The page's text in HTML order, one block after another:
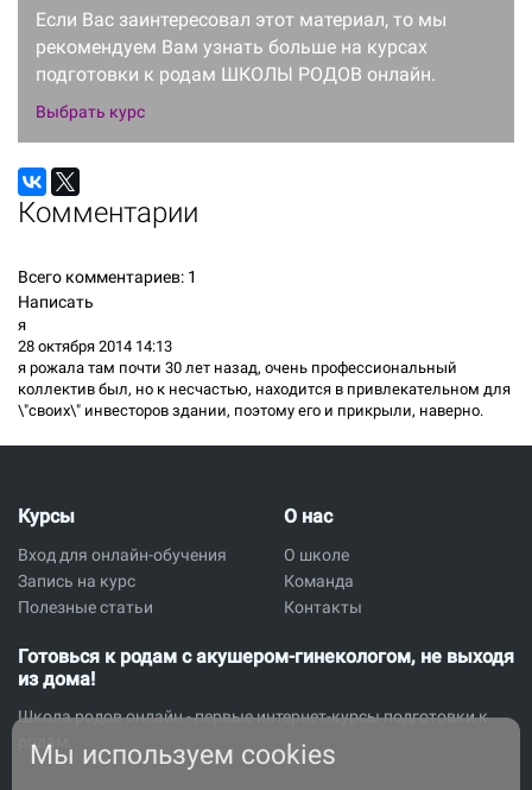
Если Вас заинтересовал этот материал, то мы
рекомендуем Вам узнать больше на курсах
подготовки к родам ШКОЛЫ РОДОВ онлайн.
Выбрать курс
Комментарии
Всего комментариев: 1
Написать
я
28 октября 2014 14:13
я рожала там почти 30 лет назад, очень профессиональный
коллектив был, но к несчастью, находится в привлекательном для
\"своих\" инвесторов здании, поэтому его и прикрыли, наверно.
Курсы
Вход для онлайн-обучения
Запись на курс
Полезные статьи
О нас
О школе
Команда
Контакты
Готовься к родам с акушером-гинекологом, не выходя
из дома!
Школа родов онлайн - первые интернет-курсы подготовки к
родам.
Мы используем cookies